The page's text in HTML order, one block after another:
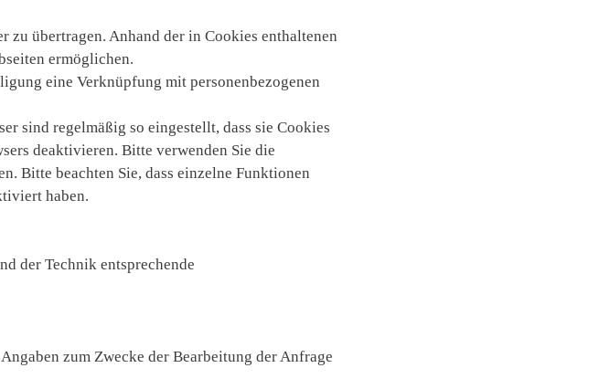
zu übertragen. Anhand der in Cookies enthaltenen
ermöglichen.
eine Verknüpfung mit personenbezogenen
sind regelmäßig so eingestellt, dass sie Cookies
deaktivieren. Bitte verwenden Sie die
Bitte beachten Sie, dass einzelne Funktionen
haben.
der Technik entsprechende
zum Zwecke der Bearbeitung der Anfrage